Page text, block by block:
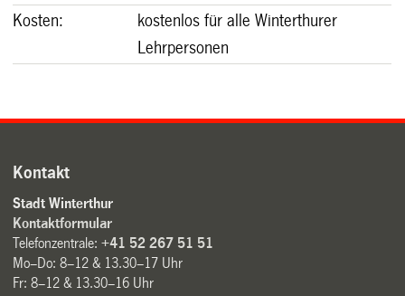
Kosten:
kostenlos für alle Winterthurer
Lehrpersonen
Kontakt
Stadt Winterthur
Kontaktformular
Telefonzentrale:+41 52 267 51 51
Mo–Do: 8–12 & 13.30–17 Uhr
Fr: 8–12 & 13.30–16 Uhr